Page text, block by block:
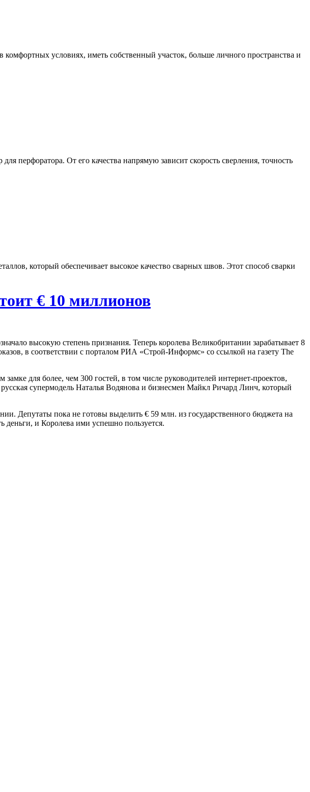
условиях, иметь собственный участок, больше личного пространства и
перфоратора. От его качества напрямую зависит скорость сверления, точность
который обеспечивает высокое качество сварных швов. Этот способ сварки
€ 10 миллионов
высокую степень признания. Теперь королева Великобритании зарабатывает 8
в соответствии с порталом РИА «Строй-Информс» со ссылкой на газету The
для более, чем 300 гостей, в том числе руководителей интернет-проектов,
супермодель Наталья Водянова и бизнесмен Майкл Ричард Линч, который
Депутаты пока не готовы выделить € 59 млн. из государственного бюджета на
деньги, и Королева ими успешно пользуется.